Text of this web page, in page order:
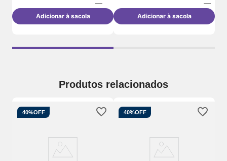
Adicionar à sacola Adicionar à sacola
Produtos relacionados
40%OFF 40%OFF